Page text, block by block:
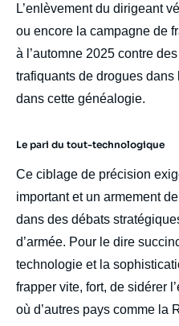
L’enlèvement du dirigeant
ou encore la campagne de
à l’automne 2025 contre
trafiquants de drogues dans
dans cette généalogie.
Le pari du tout-technologique
Ce ciblage de précision
important et un armement
dans des débats
d’armée. Pour le dire
technologie et la
frapper vite, fort, de sidérer
où d’autres pays comme la